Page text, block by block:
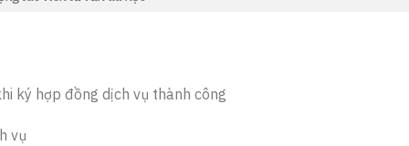
ký hợp đồng dịch vụ thành công
vụ